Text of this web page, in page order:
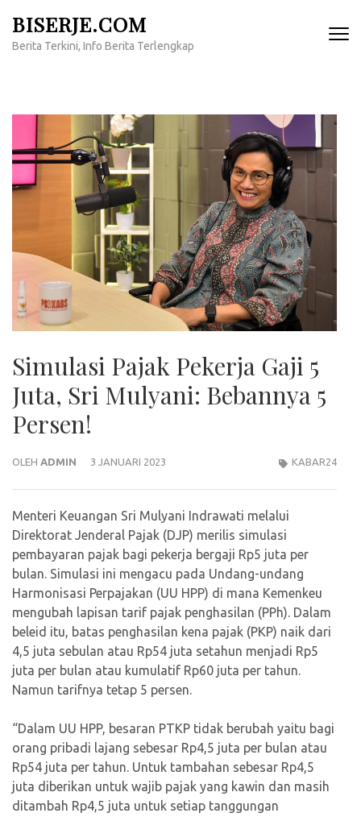
konten
BISERJE.COM
Berita Terkini, Info Berita Terlengkap
Simulasi Pajak Pekerja Gaji 5
Juta, Sri Mulyani: Bebannya 5
Persen!
OLEH ADMIN 3 JANUARI 2023 KABAR24
Menteri Keuangan Sri Mulyani Indrawati melalui
Direktorat Jenderal Pajak (DJP) merilis simulasi
pembayaran pajak bagi pekerja bergaji Rp5 juta per
bulan. Simulasi ini mengacu pada Undang-undang
Harmonisasi Perpajakan (UU HPP) di mana Kemenkeu
mengubah lapisan tarif pajak penghasilan (PPh). Dalam
beleid itu, batas penghasilan kena pajak (PKP) naik dari
4,5 juta sebulan atau Rp54 juta setahun menjadi Rp5
juta per bulan atau kumulatif Rp60 juta per tahun.
Namun tarifnya tetap 5 persen.
“Dalam UU HPP, besaran PTKP tidak berubah yaitu bagi
orang pribadi lajang sebesar Rp4,5 juta per bulan atau
Rp54 juta per tahun. Untuk tambahan sebesar Rp4,5
juta diberikan untuk wajib pajak yang kawin dan masih
ditambah Rp4,5 juta untuk setiap tanggungan